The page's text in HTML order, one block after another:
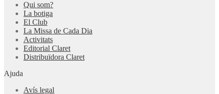
Qui som?
La botiga
El Club
La Missa de Cada Dia
Activitats
Editorial Claret
Distribuïdora Claret
Ajuda
Avís legal